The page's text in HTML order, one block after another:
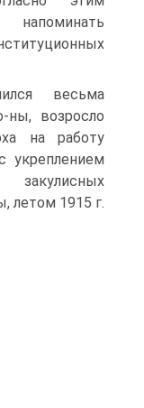
весьма
ны, возросло
на работу
укреплением
летом 1915 г.